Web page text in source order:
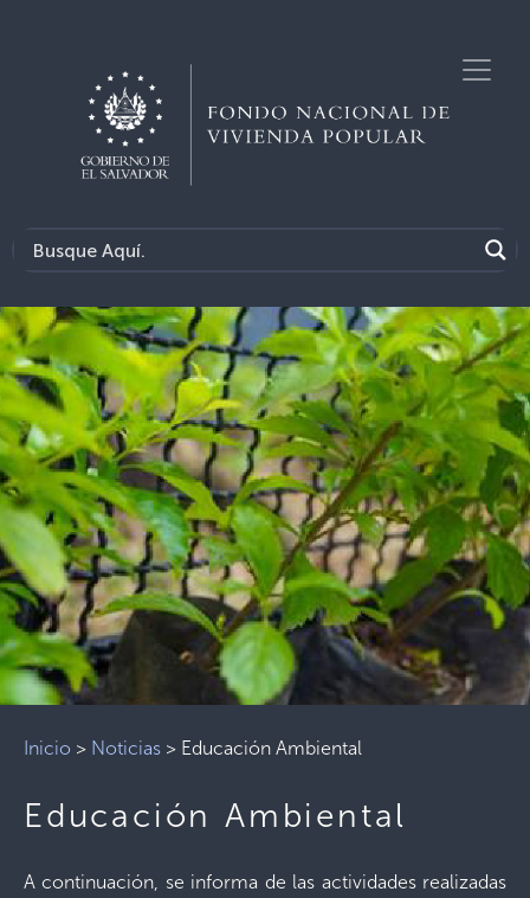
Inicio > Noticias > Educación Ambiental
Educación Ambiental
A continuación, se informa de las actividades realizadas